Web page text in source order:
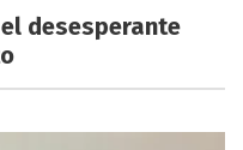
desesperante